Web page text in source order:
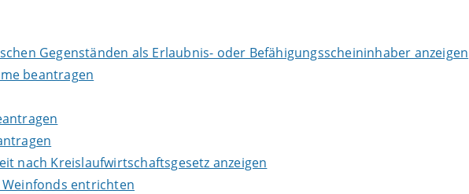
Gegenständen als Erlaubnis- oder Befähigungsscheininhaber anzeigen
beantragen
nach Kreislaufwirtschaftsgesetz anzeigen
entrichten